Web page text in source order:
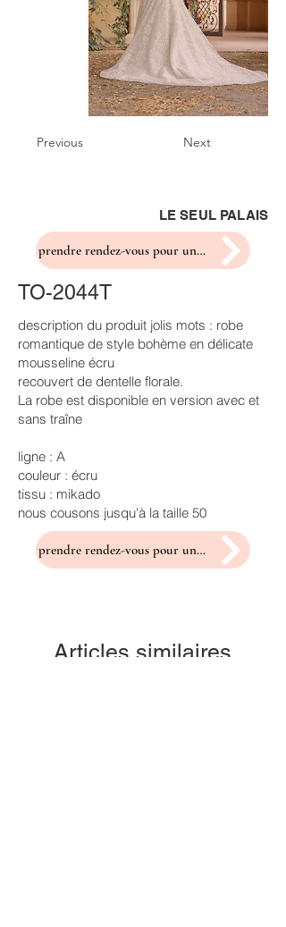
Previous Next
LE SEUL PALAIS
prendre rendez-vous pour un essayage
TO-2044T
description du produit jolis mots : robe
romantique de style bohème en délicate
mousseline écru
recouvert de dentelle florale.
La robe est disponible en version avec et
sans traîne
ligne : A
couleur : écru
tissu : mikado
nous cousons jusqu'à la taille 50
prendre rendez-vous pour un essayage
Articles similaires